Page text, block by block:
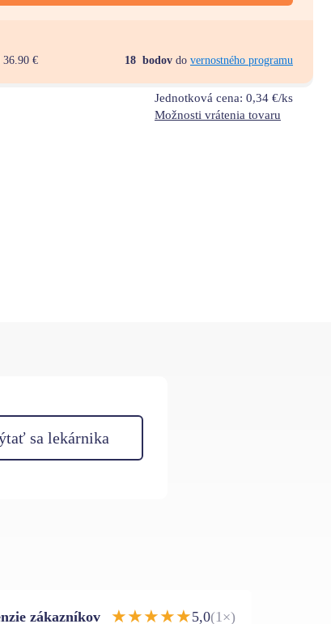
€ 18 bodovdo vernostného programu
Jednotková cena: 0,34 €/ks
Možnosti vrátenia tovaru
sa lekárnika
zákazníkov ★★★★★5,0(1×)